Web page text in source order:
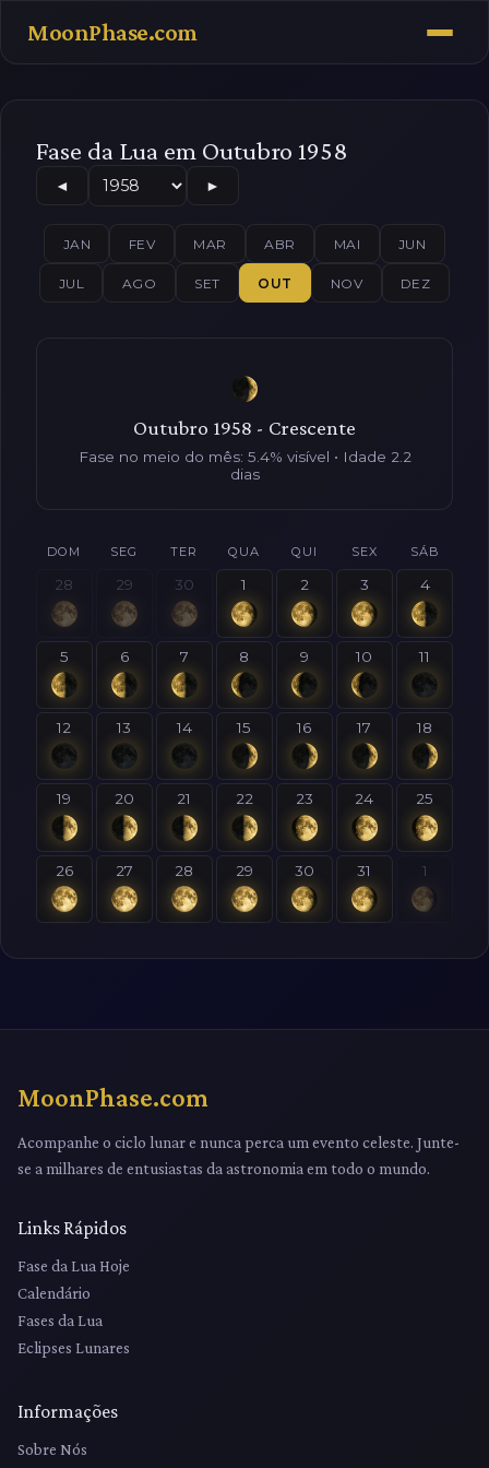
MoonPhase.com
Fase da Lua em Outubro 1958
◄ ►
JAN FEV MAR ABR MAI JUN
JUL AGO SET OUT NOV DEZ
Outubro 1958 - Crescente
Fase no meio do mês: 5.4% visível • Idade 2.2
dias
DOM SEG TER QUA QUI SEX SÁB
28 29 30 1 2 3 4
5 6 7 8 9 10 11
12 13 14 15 16 17 18
19 20 21 22 23 24 25
26 27 28 29 30 31 1
MoonPhase.com
Acompanhe o ciclo lunar e nunca perca um evento celeste. Junte-
se a milhares de entusiastas da astronomia em todo o mundo.
Links Rápidos
Fase da Lua Hoje
Calendário
Fases da Lua
Eclipses Lunares
Informações
Sobre Nós